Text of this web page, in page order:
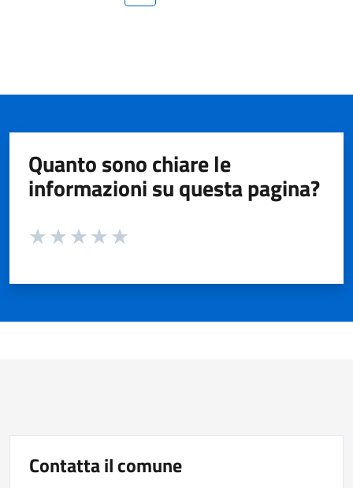
Quanto sono chiare le
informazioni su questa pagina?
Valuta da 1 a 5 stelle la pagina
Contatta il comune